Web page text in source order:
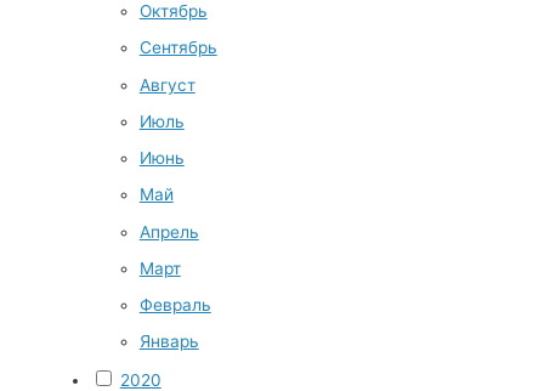
Октябрь
Сентябрь
Август
Июль
Июнь
Май
Апрель
Март
Февраль
Январь
2020